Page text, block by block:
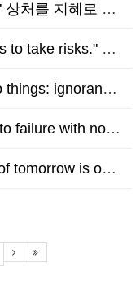
Winfrey (오프라 윈프리)
수하는 것이다. - Helen Keller (헬렌…
위해 필요한 것은 두 가지, 무지와 자…
잃지 않고 실패에서 실패로 걸어가는…
을 제한하는 것은 오늘의 의심뿐이다…